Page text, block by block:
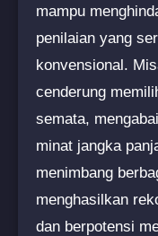
mampu
penilaian yang
konvensional.
cenderung
semata,
minat jangka
menimbang
menghasilkan
dan berpotensi